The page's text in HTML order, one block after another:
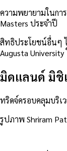
ความพยายามในก
Masters ประจำปี
สิทธิประโยชน์อื่นๆ
Augusta
มิดแลนด์ มิชิ
ทริดจ์ครอบคลุมบริเ
รูปภาพ Shriram